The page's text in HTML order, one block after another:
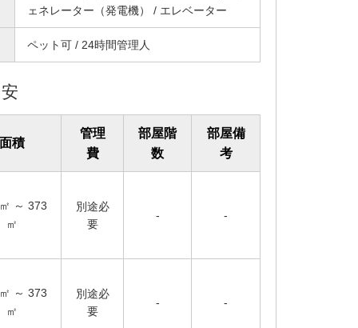
ェネレーター（発電機） / エレベーター
ペット可 / 24時間管理人
面積
管理
費
部屋階
数
部屋備
考
㎡ ～ 373
㎡
別途必
要
- -
㎡ ～ 373
㎡
別途必
要
- -